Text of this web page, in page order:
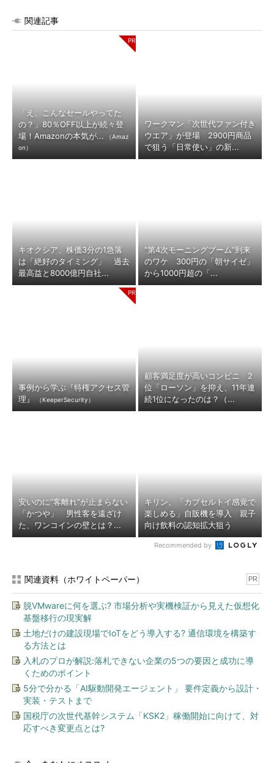
関連記事
「え、こんなセールやってた
の？」80％OFF以上が続々登
場！Amazonの本気が...
（Amaz
on）
ワークマン「次世代ファン付き
ウエア」が登場 2900円商品
で狙う「日常使い」の新...
キオクシア、株価3分の1急落
は「絶好のタイミング」 過去
最高益と8000億円自社...
“第4次モーニングブーム”到来
のワケ 300円の「朝サイゼ」
から1000円超の「...
事例から学ぶ『特権アクセス管
理』
（KeeperSecurity）
顧客満足度が高いコンビニ 2
位「ローソン」を抑え、11年連
続1位になったのは？（...
安いのに“客離れ”が止まらない
「かつや」 男性客を遠ざけ
た、ワンコインの壁とは？...
キリン、「カプセルトイ感覚で
楽しめる」自販機を導入 親子
向け飲料の認知拡大狙う
Recommended by
関連資料（ホワイトペーパー） PR
脱VMwareに何を選ぶ? 市場分析や実機検証から見えた仮想化
基盤移行の現実解
土地だけの建設現場でIoTをどう導入する? 通信環境を構築す
る方法とは
入札のプロが解説:落札できない企業の5つの要因と成功に導
くためのポイント
5分で分かる「AI駆動開発エージェント」 要件定義から設計・
実装・テストまで
国税庁の次世代基幹システム「KSK2」稼働開始に向けて、対
応すべき変更点とは?